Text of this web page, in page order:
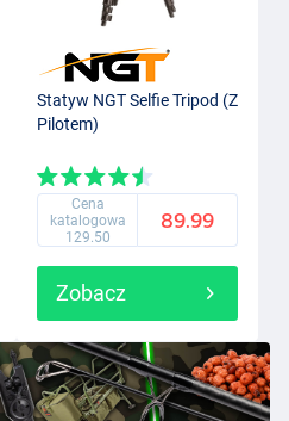
Statyw NGT Selfie Tripod (Z
Pilotem)
Cena
katalogowa
129.50
89.99
Zobacz